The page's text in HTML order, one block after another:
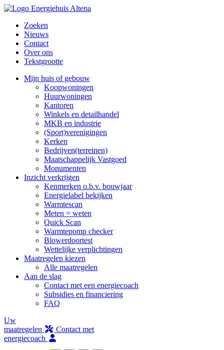
Zoeken
Nieuws
Contact
Over ons
Tekstgrootte
Mijn huis of gebouw
Koopwoningen
Huurwoningen
Kantoren
Winkels en detailhandel
MKB en industrie
(Sport)verenigingen
Kerken
Bedrijven(terreinen)
Maatschappelijk Vastgoed
Monumenten
Inzicht verkrijgen
Kenmerken o.b.v. bouwjaar
Energielabel bekijken
Warmtescan
Meten = weten
Quick Scan
Warmtepomp checker
Blowerdoortest
Wettelijke verplichtingen
Maatregelen kiezen
Alle maatregelen
Aan de slag
Contact met een energiecoach
Subsidies en financiering
FAQ
Uw
maatregelen
Contact met
energiecoach